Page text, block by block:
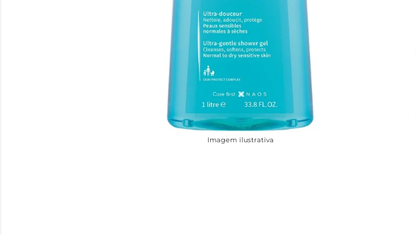
Imagem ilustrativa